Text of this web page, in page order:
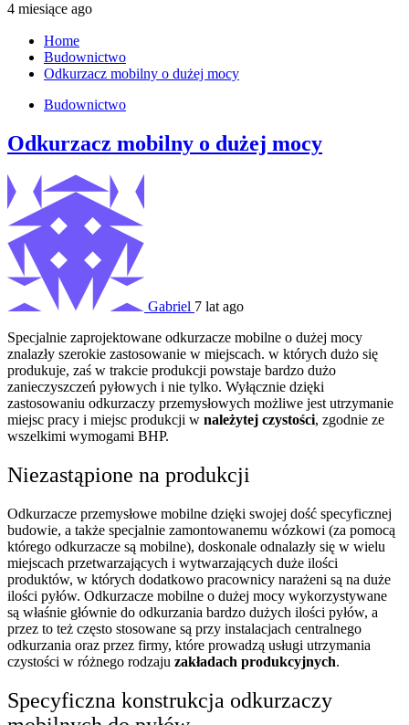
4 miesiące ago
Home
Budownictwo
Odkurzacz mobilny o dużej mocy
Budownictwo
Odkurzacz mobilny o dużej mocy
Gabriel 7 lat ago
Specjalnie zaprojektowane odkurzacze mobilne o dużej mocy
znalazły szerokie zastosowanie w miejscach. w których dużo się
produkuje, zaś w trakcie produkcji powstaje bardzo dużo
zanieczyszczeń pyłowych i nie tylko. Wyłącznie dzięki
zastosowaniu odkurzaczy przemysłowych możliwe jest utrzymanie
miejsc pracy i miejsc produkcji w należytej czystości, zgodnie ze
wszelkimi wymogami BHP.
Niezastąpione na produkcji
Odkurzacze przemysłowe mobilne dzięki swojej dość specyficznej
budowie, a także specjalnie zamontowanemu wózkowi (za pomocą
którego odkurzacze są mobilne), doskonale odnalazły się w wielu
miejscach przetwarzających i wytwarzających duże ilości
produktów, w których dodatkowo pracownicy narażeni są na duże
ilości pyłów. Odkurzacze mobilne o dużej mocy wykorzystywane
są właśnie głównie do odkurzania bardzo dużych ilości pyłów, a
przez to też często stosowane są przy instalacjach centralnego
odkurzania oraz przez firmy, które prowadzą usługi utrzymania
czystości w różnego rodzaju zakładach produkcyjnych.
Specyficzna konstrukcja odkurzaczy